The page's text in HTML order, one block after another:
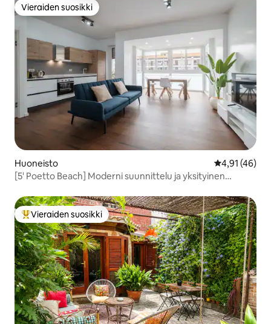
Vieraiden suosikki
Vieraiden suosikki
Huoneisto
4,91 (46)
[5' Poetto Beach] Moderni suunnittelu ja yksityinen
Vieraiden suosikkien parhaimmistoa
Vieraiden suosikki